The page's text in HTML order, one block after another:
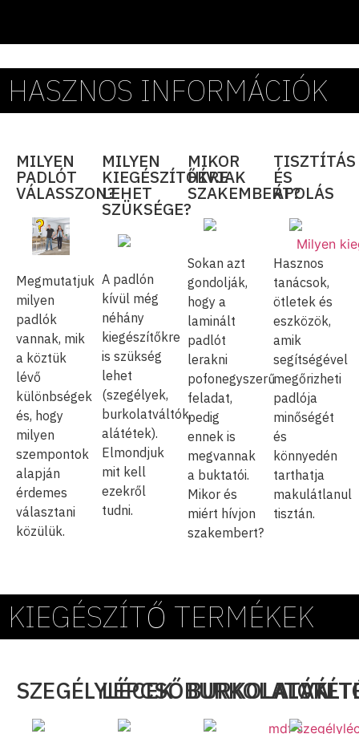
HASZNOS INFORMÁCIÓK
MILYEN
PADLÓT
VÁLASSZON?
Megmutatjuk
milyen
padlók
vannak, mik
a köztük
lévő
különbségek
és, hogy
milyen
szempontok
alapján
érdemes
választani
közülük.
MILYEN
KIEGÉSZÍTŐKRE
LEHET
SZÜKSÉGE?
A padlón
kívül még
néhány
kiegészítőkre
is szükség
lehet
(szegélyek,
burkolatváltók,
alátétek).
Elmondjuk
mit kell
ezekről
tudni.
MIKOR
HÍVJAK
SZAKEMBERT?
Sokan azt
gondolják,
hogy a
laminált
padlót
lerakni
pofonegyszerű
feladat,
pedig
ennek is
megvannak
a buktatói.
Mikor és
miért hívjon
szakembert?
TISZTÍTÁS
ÉS
ÁPOLÁS
Hasznos
tanácsok,
ötletek és
eszközök,
amik
segítségével
megőrizheti
padlója
minőségét
és
könnyedén
tarthatja
makulátlanul
tisztán.
KIEGÉSZÍTŐ TERMÉKEK
SZEGÉLYLÉCEKLÉPCSŐBURKOLATOK